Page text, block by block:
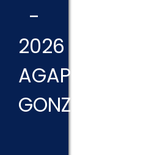
-
2026
AGAPITO
GONZÁLEZ